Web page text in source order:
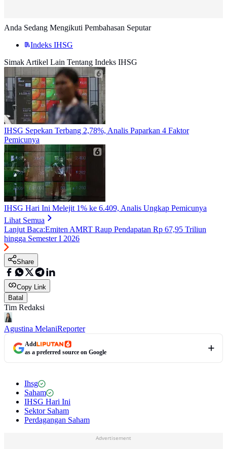
Anda Sedang Mengikuti Pembahasan Seputar
Indeks IHSG
Simak Artikel Lain Tentang Indeks IHSG
IHSG Sepekan Terbang 2,78%, Analis Paparkan 4 Faktor
Pemicunya
IHSG Hari Ini Melejit 1% ke 6.409, Analis Ungkap Pemicunya
Lihat Semua
Lanjut Baca:Emiten AMRT Raup Pendapatan Rp 67,95 Triliun
hingga Semester I 2026
Share
Copy Link
Batal
Tim Redaksi
Agustina MelaniReporter
Add
as a preferred source on Google
Ihsg
Saham
IHSG Hari Ini
Sektor Saham
Perdagangan Saham
Advertisement